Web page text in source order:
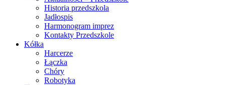
Historia przedszkola
Jadłospis
Harmonogram imprez
Kontakty Przedszkole
Kółka
Harcerze
Łączka
Chóry
Robotyka